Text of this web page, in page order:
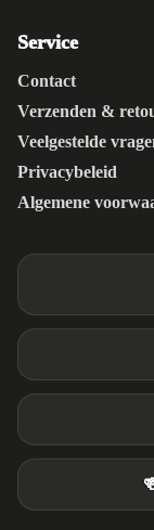
Service
Contact
Verzenden &
Veelgestelde
Privacybeleid
Algemene